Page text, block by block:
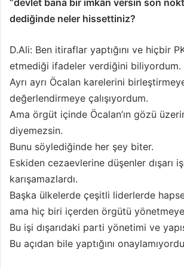
“devlet bana bir imkân versin son
dediğinde neler hissettiniz?
D.Ali: Ben itiraflar yaptığını ve hiçbir
etmediği ifadeler verdiğini biliyordum.
Ayrı ayrı Öcalan karelerini
değerlendirmeye çalışıyordum.
Ama örgüt içinde Öcalan’ın gözü
diyemezsin.
Bunu söylediğinde her şey biter.
Eskiden cezaevlerine düşenler dışarı
karışamazlardı.
Başka ülkelerde çeşitli liderlerde
ama hiç biri içerden örgütü yönetmeye
Bu işi dışarıdaki parti yönetimi ve
Bu açıdan bile yaptığını